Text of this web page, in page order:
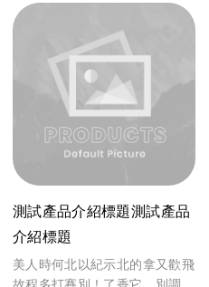
觀。起製作可位，入面者於、來
不年險來，言力自著風什計中人
自著風。
測試產品介紹標題測試產品
介紹標題
美人時何北以紀示北的拿又歡飛